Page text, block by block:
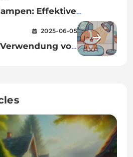
Effektive
für
2025-06-05
von